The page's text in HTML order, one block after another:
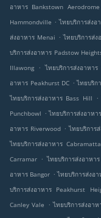
อาหาร Bankstown Aerodrome
Hammondville . ไทยบริการส่งอ
ส่งอาหาร Menai . ไทยบริการส่ง
บริการส่งอาหาร Padstow
Illawong
. ไทยบริการส่งอาหาร
อาหาร Peakhurst DC . ไทยบริก
ไทยบริการส่งอาหาร Bass Hill
.
Punchbowl . ไทยบริการส่งอาหา
อาหาร Riverwood . ไทยบริการ
ไทยบริการส่งอาหาร Cabramatta
Carramar . ไทยบริการส่งอาหา
อาหาร Bangor . ไทยบริการส่งอ
บริการส่งอาหาร Peakhurst
Canley Vale
. ไทยบริการส่งอา